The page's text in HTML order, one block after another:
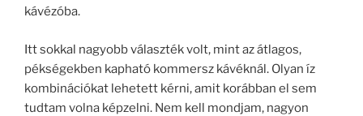
kávézóba.
Itt sokkal nagyobb választék volt, mint az átlagos,
pékségekben kapható kommersz kávéknál. Olyan íz
kombinációkat lehetett kérni, amit korábban el sem
tudtam volna képzelni. Nem kell mondjam, nagyon